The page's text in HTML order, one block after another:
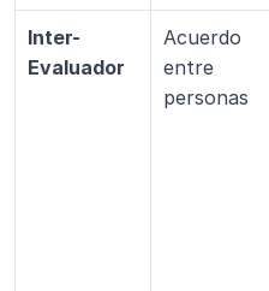
Inter-
Evaluador
Acuerdo
entre
personas